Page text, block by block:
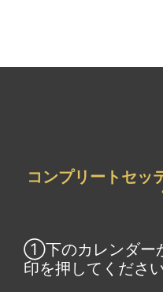
コンプリートセッ
①下のカレンダー
印を押してください